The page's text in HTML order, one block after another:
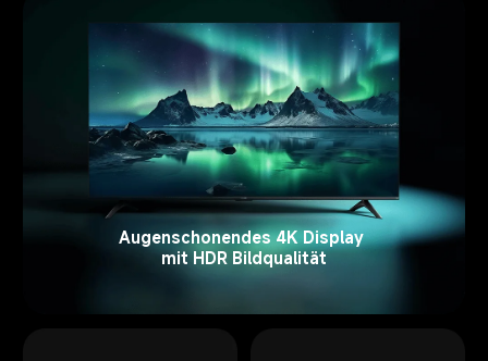
Augenschonendes 4K Display
mit HDR Bildqualität